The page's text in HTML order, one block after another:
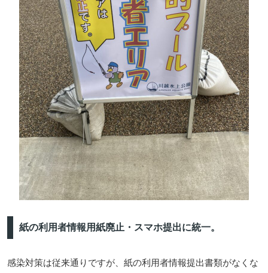
紙の利用者情報用紙廃止・スマホ提出に統一。
感染対策は従来通りですが、紙の利用者情報提出書類がなくな